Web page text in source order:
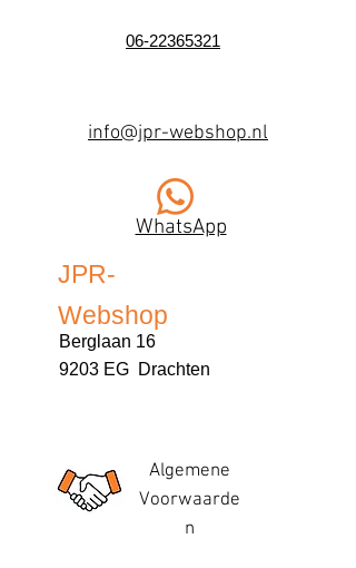
06-22365321
info@jpr-webshop.nl
WhatsApp
JPR-
Webshop
Berglaan 16
9203 EG Drachten
Algemene
Voorwaarde
n